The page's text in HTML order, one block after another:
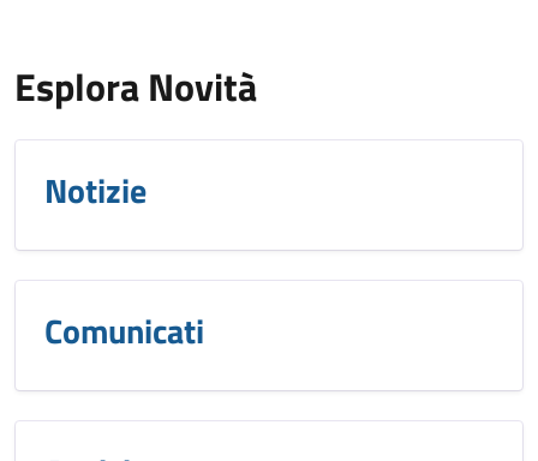
Esplora Novità
Notizie
Comunicati